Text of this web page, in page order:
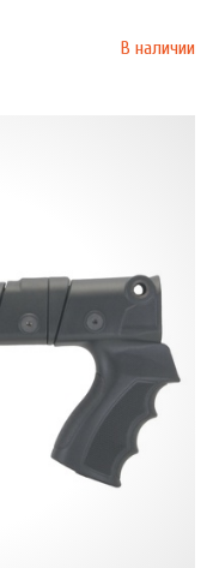
В наличии